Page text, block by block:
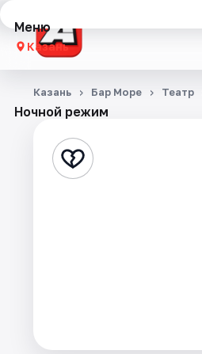
Меню
Казань
Концерты
Стендап
Ночной режим
Казань Бар Море Театр